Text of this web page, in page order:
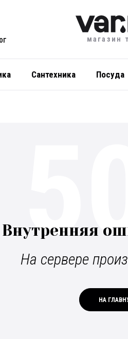
магазин
Сантехника Посуда
Внутренняя
На сервере
НА